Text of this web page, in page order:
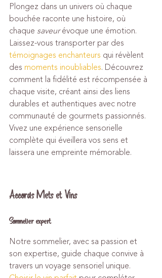
Plongez dans un univers où chaque
bouchée raconte une histoire, où
chaque saveur évoque une émotion.
Laissez-vous transporter par des
témoignages enchanteurs qui révèlent
des moments inoubliables. Découvrez
comment la fidélité est récompensée à
chaque visite, créant ainsi des liens
durables et authentiques avec notre
communauté de gourmets passionnés.
Vivez une expérience sensorielle
complète qui éveillera vos sens et
laissera une empreinte mémorable.
Accords Mets et Vins
Sommelier expert
Notre sommelier, avec sa passion et
son expertise, guide chaque convive à
travers un voyage sensoriel unique.